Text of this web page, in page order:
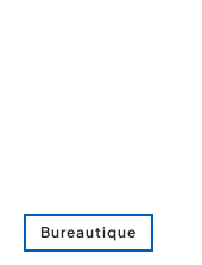
Bureautique